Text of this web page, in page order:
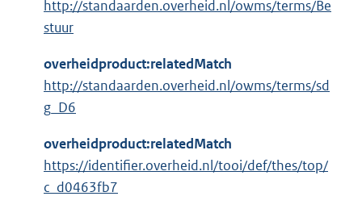
http://standaarden.overheid.nl/owms/terms/Be
stuur
overheidproduct:relatedMatch
http://standaarden.overheid.nl/owms/terms/sd
g_D6
overheidproduct:relatedMatch
https://identifier.overheid.nl/tooi/def/thes/top/
c_d0463fb7